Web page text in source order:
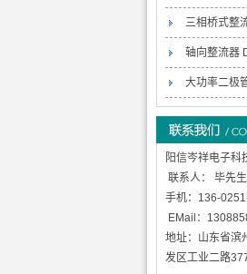
PHASE
PHASE
三相桥式整
PHASE
轴向整流器
大功率二极
阳信岑祥电子科
联系人： 毕先生
手机：136-
EMail：
地址：山东省滨
发区工业二路